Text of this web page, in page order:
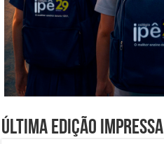
Última edição impressa